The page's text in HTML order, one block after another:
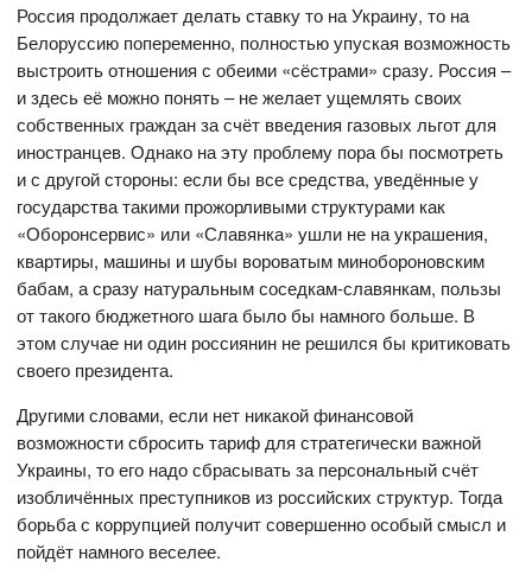
Россия продолжает делать ставку то на Украину, то на
Белоруссию попеременно, полностью упуская возможность
выстроить отношения с обеими «сёстрами» сразу. Россия –
и здесь её можно понять – не желает ущемлять своих
собственных граждан за счёт введения газовых льгот для
иностранцев. Однако на эту проблему пора бы посмотреть
и с другой стороны: если бы все средства, уведённые у
государства такими прожорливыми структурами как
«Оборонсервис» или «Славянка» ушли не на украшения,
квартиры, машины и шубы вороватым минобороновским
бабам, а сразу натуральным соседкам-славянкам, пользы
от такого бюджетного шага было бы намного больше. В
этом случае ни один россиянин не решился бы критиковать
своего президента.
Другими словами, если нет никакой финансовой
возможности сбросить тариф для стратегически важной
Украины, то его надо сбрасывать за персональный счёт
изобличённых преступников из российских структур. Тогда
борьба с коррупцией получит совершенно особый смысл и
пойдёт намного веселее.